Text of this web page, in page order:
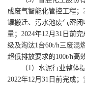
成废气智能化管控工程；
罐搬迁、污水池废气密
量；2024年12月31日前
级及淘汰1台60t/h三废混
超低排放要求的100t/h高
（1）水泥行业整体提
2022年12月31日前完成